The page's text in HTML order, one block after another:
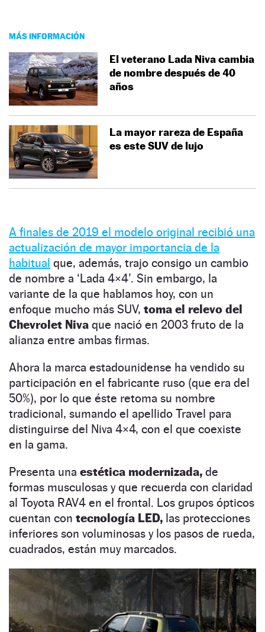
MÁS INFORMACIÓN
El veterano Lada Niva cambia
de nombre después de 40
años
La mayor rareza de España
es este SUV de lujo
A finales de 2019 el modelo original recibió una
actualización de mayor importancia de la
habitual que, además, trajo consigo un cambio
de nombre a ‘Lada 4×4’. Sin embargo, la
variante de la que hablamos hoy, con un
enfoque mucho más SUV, toma el relevo del
Chevrolet Niva que nació en 2003 fruto de la
alianza entre ambas firmas.
Ahora la marca estadounidense ha vendido su
participación en el fabricante ruso (que era del
50%), por lo que éste retoma su nombre
tradicional, sumando el apellido Travel para
distinguirse del Niva 4×4, con el que coexiste
en la gama.
Presenta una estética modernizada, de
formas musculosas y que recuerda con claridad
al Toyota RAV4 en el frontal. Los grupos ópticos
cuentan con tecnología LED, las protecciones
inferiores son voluminosas y los pasos de rueda,
cuadrados, están muy marcados.